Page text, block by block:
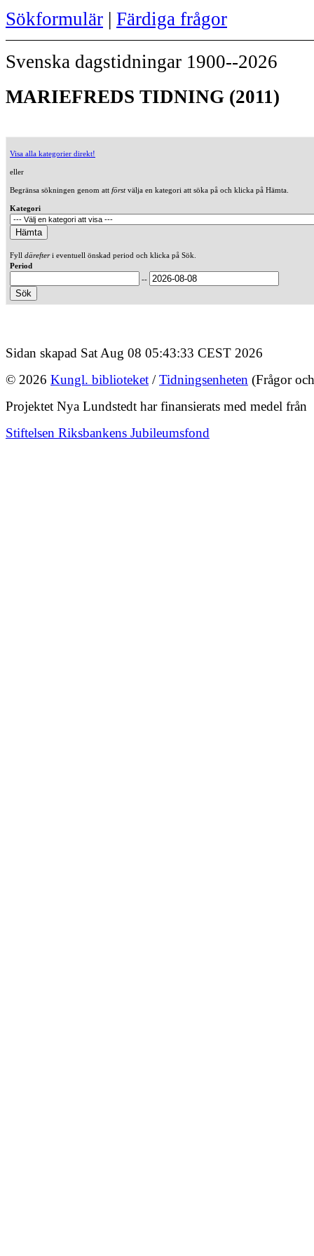
Sökformulär | Färdiga frågor
Svenska dagstidningar 1900--2026
MARIEFREDS TIDNING (2011)
Visa alla kategorier direkt!
eller
Begränsa sökningen genom att förstvälja en kategori att söka på och klicka på Hämta.
Kategori
Fyll därefteri eventuell önskad period och klicka på Sök.
Period
--
Sidan skapad Sat Aug 08 05:43:33 CEST 2026
© 2026 Kungl. biblioteket /Tidningsenheten (Frågor
Projektet Nya Lundstedt har finansierats med medel från
Stiftelsen Riksbankens Jubileumsfond